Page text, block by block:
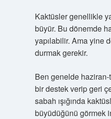
Kaktüsler genellikle
büyür. Bu dönemde
yapılabilir. Ama yine
durmak gerekir.
Ben genelde
bir destek verip geri
sabah ışığında
büyüdüğünü görmek